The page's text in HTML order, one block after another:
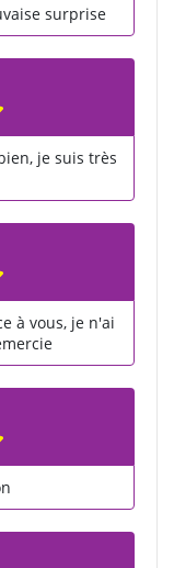
surprise
je suis très
à vous, je n'ai